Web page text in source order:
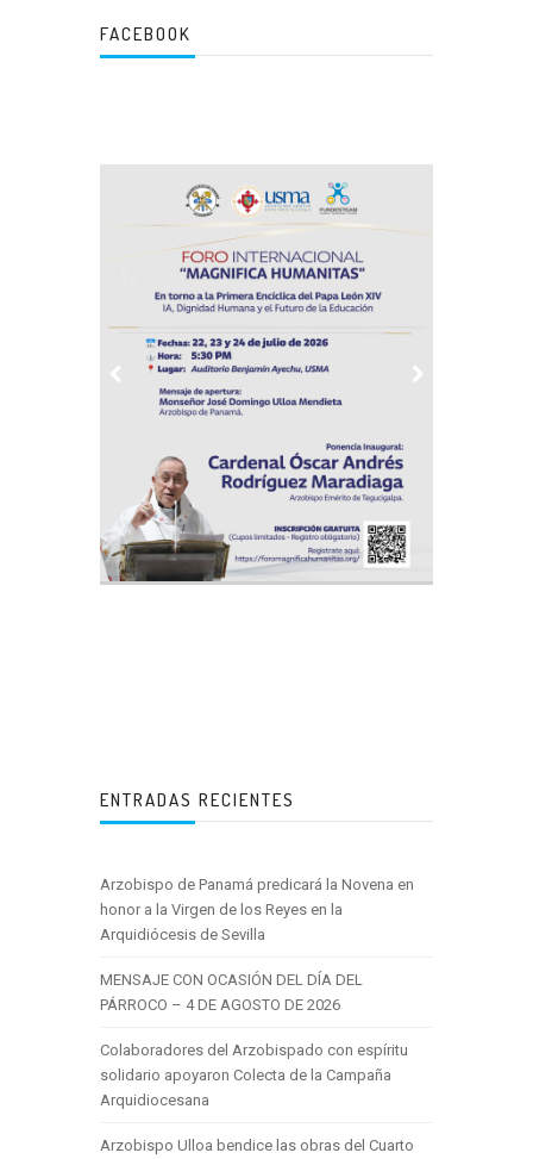
FACEBOOK
ENTRADAS RECIENTES
Arzobispo de Panamá predicará la Novena en
honor a la Virgen de los Reyes en la
Arquidiócesis de Sevilla
MENSAJE CON OCASIÓN DEL DÍA DEL
PÁRROCO – 4 DE AGOSTO DE 2026
Colaboradores del Arzobispado con espíritu
solidario apoyaron Colecta de la Campaña
Arquidiocesana
Arzobispo Ulloa bendice las obras del Cuarto